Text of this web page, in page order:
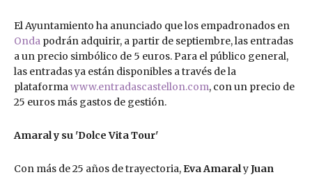
El Ayuntamiento ha anunciado que los empadronados en
Onda podrán adquirir, a partir de septiembre, las entradas
a un precio simbólico de 5 euros. Para el público general,
las entradas ya están disponibles a través de la
plataformawww.entradascastellon.com, con un precio de
25 euros más gastos de gestión.
Amaral y su 'Dolce Vita Tour'
Con más de 25 años de trayectoria, Eva AmaralyJuan